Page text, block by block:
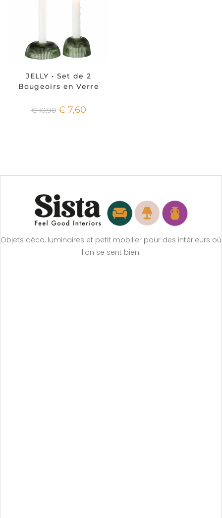
JELLY • Set de 2
Bougeoirs en Verre
€10,90 €7,60
Objets déco, luminaires et petit mobilier pour des intérieurs où
l’on se sent bien.